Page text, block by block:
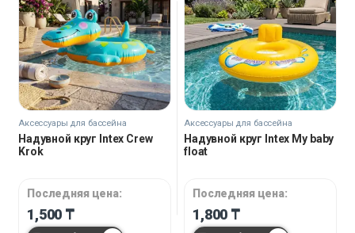
Аксессуары для бассейна
Надувной круг Intex Crew
Krok
Последняя цена:
1,500 ₸
Аксессуары для бассейна
Надувной круг Intex My baby
float
Последняя цена:
1,800 ₸